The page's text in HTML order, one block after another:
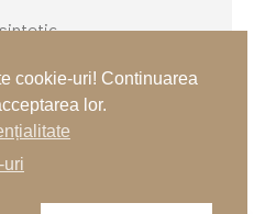
cookie-uri! Continuarea
lor.
uri